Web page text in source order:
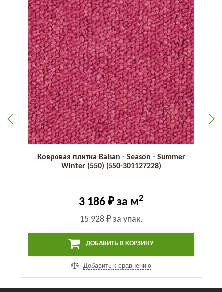
Ковровая плитка Balsan - Season - Summer
Winter (550) (550-301127228)
3 186 ₽ за м2
15 928 ₽за упак.
ДОБАВИТЬ В КОРЗИНУ
Добавить к сравнению